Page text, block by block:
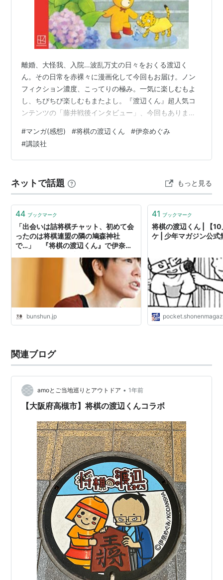
離婚、大怪我、入院…波乱万丈の日々をおくる渡辺く
ん。その日常を赤裸々に漫画化して今回もお届け。ノン
フィクション濃度、こってりの極み。一気に楽しむもよ
し、ちびちび楽しむもまたよし。『渡辺くん』超人気コ
ンテンツの「藤井戦後インタビュー」、今回もあります!
る! 将棋ファン必読の書第8巻!!話題になってた離婚回が読
めた。帯にも載ってるって凄いな！同居離婚とはなんぞ
や？生活スタイルは変わらず離婚の意味はあるのかなと
同士がいいならそれでいいことよね。マンガもネタ切れ
のため不定期になるようだけど続けて…
#マンガ(感想) #将棋の渡辺くん #伊奈めぐみ
#講談社
ネットで話題 もっと見る
44 ブックマーク
「出会いは詰将棋チャット、初めて会
ったのは将棋連盟の隣の鳩森神社
で…」 『将棋の渡辺くん』で伊奈め
ュートな“素顔” | 観る将棋、読む将棋 |
bunshun.jp
41 ブックマーク
将棋の渡辺くん | 【
ケ | 少年マガジン公式
関連ブログ
amoとご当地巡りとアウトドア • 1年前
【大阪府高槻市】将棋の渡辺くんコラボ